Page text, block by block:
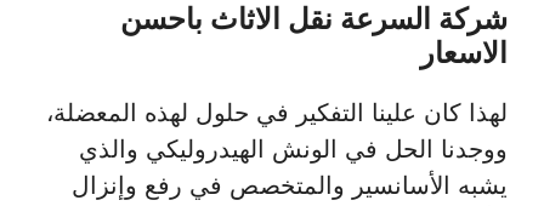
شركة السرعة نقل الاثاث باحسن
الاسعار
لهذا كان علينا التفكير في حلول لهذه المعضلة،
ووجدنا الحل في الونش الهيدروليكي والذي
يشبه الأسانسير والمتخصص في رفع وإنزال